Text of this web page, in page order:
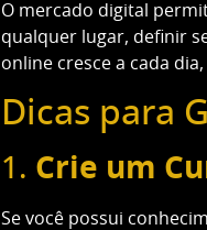
O mercado digital
qualquer lugar, definir
online cresce a cada
Dicas para
1. Crie um
Se você possui